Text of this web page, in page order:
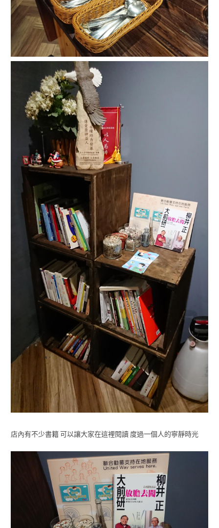
店內有不少書籍 可以讓大家在這裡閱讀 度過一個人的寧靜時光